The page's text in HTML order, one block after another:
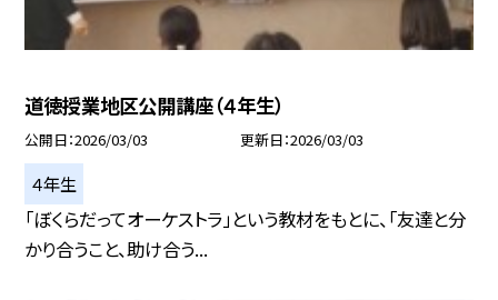
道徳授業地区公開講座（４年生）
公開日 2026/03/03 更新日 2026/03/03
４年生
「ぼくらだってオーケストラ」という教材をもとに、「友達と分
かり合うこと、助け合う...